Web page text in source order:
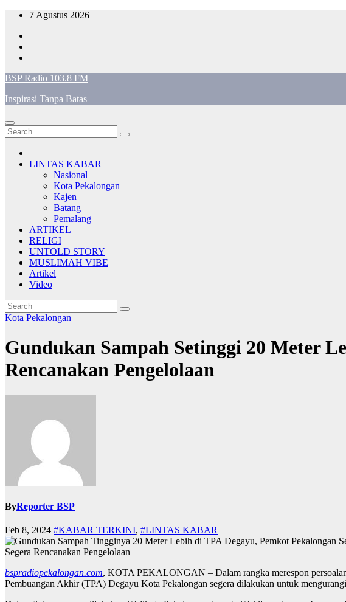
Skip
content
7 Agustus 2026
BSP Radio 103.8 FM
Inspirasi Tanpa Batas
LINTAS KABAR
Nasional
Kota Pekalongan
Kajen
Batang
Pemalang
ARTIKEL
RELIGI
UNTOLD STORY
MUSLIMAH VIBE
Artikel
Video
Kota Pekalongan
Gundukan Sampah Setinggi 20 Meter
Rencanakan Pengelolaan
ByReporter BSP
Feb 8, 2024 #KABAR TERKINI, #LINTAS KABAR
Segera Rencanakan Pengelolaan
bspradiopekalongan.com, KOTA PEKALONGAN – Dalam rangka merespon
Pembuangan Akhir (TPA) Degayu Kota Pekalongan segera dilakukan untuk